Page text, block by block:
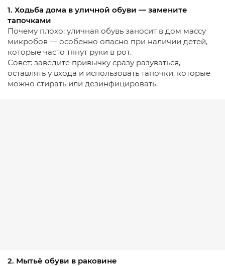
1. Ходьба дома в уличной обуви — замените
тапочками
Почему плохо: уличная обувь заносит в дом массу
микробов — особенно опасно при наличии детей,
которые часто тянут руки в рот.
Совет: заведите привычку сразу разуваться,
оставлять у входа и использовать тапочки, которые
можно стирать или дезинфицировать.
2. Мытьё обуви в раковине